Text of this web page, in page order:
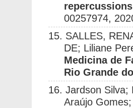
00257974,
15. SALLES,
DE; Liliane
Medicina de
Rio Grande
16. Jardson Silva;
Araújo